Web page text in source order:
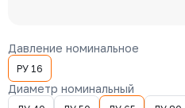
Давление номинальное
РУ 16
Диаметр номинальный